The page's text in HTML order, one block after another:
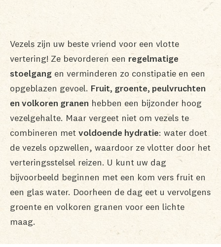
Vezels zijn uw beste vriend voor een vlotte
vertering! Ze bevorderen een regelmatige
stoelgang en verminderen zo constipatie en een
opgeblazen gevoel. Fruit, groente, peulvruchten
en volkoren granen hebben een bijzonder hoog
vezelgehalte. Maar vergeet niet om vezels te
combineren met voldoende hydratie: water doet
de vezels opzwellen, waardoor ze vlotter door het
verteringsstelsel reizen. U kunt uw dag
bijvoorbeeld beginnen met een kom vers fruit en
een glas water. Doorheen de dag eet u vervolgens
groente en volkoren granen voor een lichte
maag.